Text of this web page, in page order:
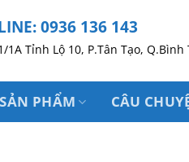
0936 136 143
1A Tỉnh Lộ 10, P.Tân Tạo, Q.Bình
SẢN PHẨM CÂU